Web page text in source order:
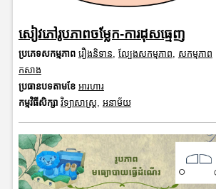
សៀវភៅរូបភាពចម្លែក-ការដុសធ្មេញ
ប្រភេទសកម្មភាព រឿងនិទាន ល្បែងសកម្មភាព
សកម្មភាព
កសាង
ប្រធានបទតាមខែ អារហារ
កម្មវិធីសិក្សា វិទ្យាសាស្រ្ត អនាម័យ